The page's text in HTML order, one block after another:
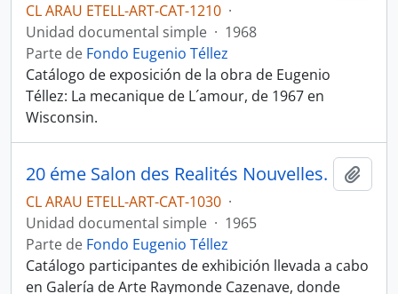
CL ARAU ETELL-ART-CAT-1210 ·
Unidad documental simple · 1968
Parte de Fondo Eugenio Téllez
Catálogo de exposición de la obra de Eugenio
Téllez: La mecanique de L´amour, de 1967 en
Wisconsin.
20 éme Salon des Realités Nouvelles.
CL ARAU ETELL-ART-CAT-1030 ·
Unidad documental simple · 1965
Parte de Fondo Eugenio Téllez
Catálogo participantes de exhibición llevada a cabo
en Galería de Arte Raymonde Cazenave, donde